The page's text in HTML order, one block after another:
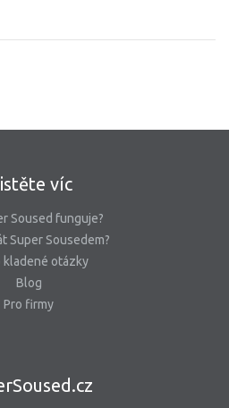
víc
Soused funguje?
Super Sousedem?
kladené otázky
Blog
Pro firmy